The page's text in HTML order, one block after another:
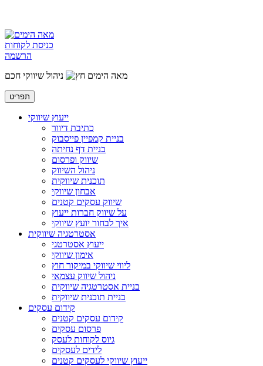
כניסת לקוחות
הרשמה
מאה הימים
ניהול שיווקי חכם
תפריט
ייעוץ שיווקי
כתיבת דיוור
בניית קמפיין פייסבוק
בניית דף נחיתה
שיווק ופרסום
ניהול השיווק
תוכנית שיווקית
אבחון שיווקי
שיווק עסקים קטנים
על שיווק חברות ייעוץ
איך לבחור יועץ שיווקי
אסטרטגיה שיווקית
ייעוץ אסטרטגי
אימון שיווקי
ליווי שיווקי במיקור חוץ
ניהול שיווק עצמאי
בניית אסטרטגיה שיווקית
בניית תוכנית שיווקית
קידום עסקים
קידום עסקים קטנים
פרסום עסקים
גיוס לקוחות לעסק
לידים לעסקים
ייעוץ שיווקי לעסקים קטנים